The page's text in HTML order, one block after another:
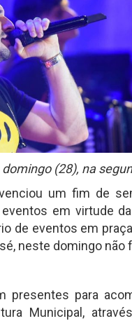
(28), na
um fim de
em virtude
de eventos em
neste domingo não
presentes para
Municipal,